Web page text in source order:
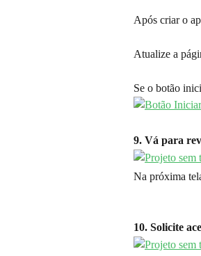
Após criar o
Atualize a
Se o botão
9. Vá para
Na próxima
10. Solicite